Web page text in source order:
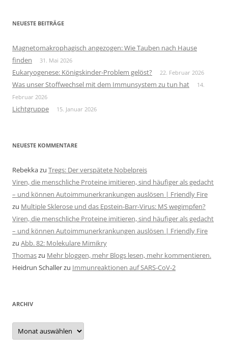
NEUESTE BEITRÄGE
Magnetomakrophagisch angezogen: Wie Tauben nach Hause
finden
31. Mai 2026
Eukaryogenese: Königskinder-Problem gelöst? 22. Februar 2026
Was unser Stoffwechsel mit dem Immunsystem zu tun hat
14.
Februar 2026
Lichtgruppe 15. Januar 2026
NEUESTE KOMMENTARE
Rebekkazu Tregs: Der verspätete Nobelpreis
Viren, die menschliche Proteine imitieren, sind häufiger als gedacht
– und können Autoimmunerkrankungen auslösen | Friendly Fire
zu Multiple Sklerose und das Epstein-Barr-Virus: MS wegimpfen?
Viren, die menschliche Proteine imitieren, sind häufiger als gedacht
– und können Autoimmunerkrankungen auslösen | Friendly Fire
zu Abb. 82: Molekulare Mimikry
Thomaszu Mehr bloggen, mehr Blogs lesen, mehr kommentieren.
Heidrun Schallerzu Immunreaktionen auf SARS-CoV-2
ARCHIV
Archiv